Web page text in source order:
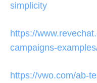
simplicity
https://
campaigns-
https://vwo.com/ab-